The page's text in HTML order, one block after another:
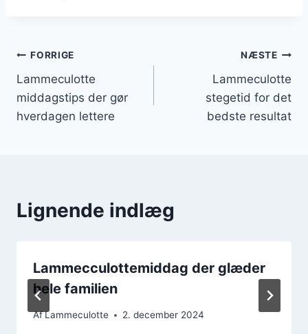
Indlægsnavigation
FORRIGE
Lammeculotte
middagstips der gør
hverdagen lettere
NÆSTE
Lammeculotte
stegetid for det
bedste resultat
Lignende indlæg
Lammecculottemiddag der glæder
hele familien
AfLammeculotte 2. december 2024